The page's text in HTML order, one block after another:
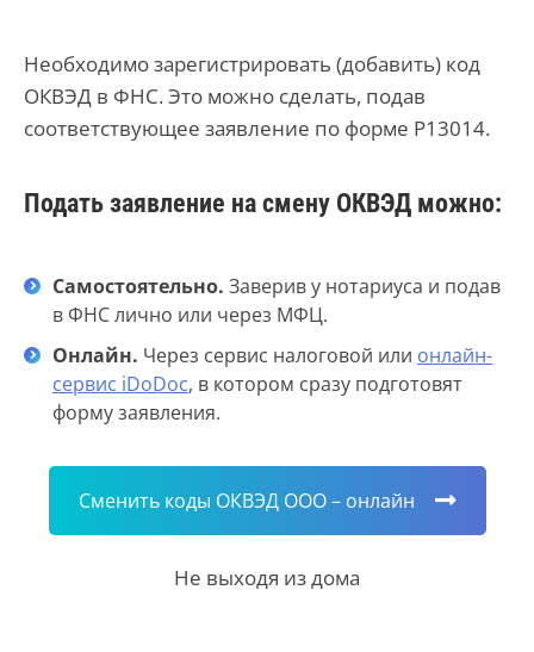
Необходимо зарегистрировать (добавить) код
ОКВЭД в ФНС. Это можно сделать, подав
соответствующее заявление по форме Р13014.
Подать заявление на смену ОКВЭД можно:
Самостоятельно. Заверив у нотариуса и подав
в ФНС лично или через МФЦ.
Онлайн. Через сервис налоговой или онлайн-
сервис iDoDoc, в котором сразу подготовят
форму заявления.
Сменить коды ОКВЭД ООО – онлайн
Не выходя из дома